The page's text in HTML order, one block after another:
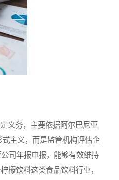
义务，主要依据阿尔巴尼亚
主义，而是监管机构评估企
司年报申报，能够有效维持
檬饮料这类食品饮料行业，